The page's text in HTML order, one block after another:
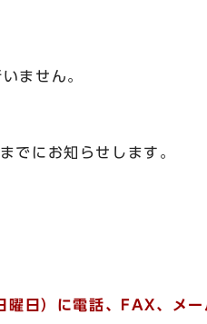
ません。
にお知らせします。
日）に電話、FAX、メー